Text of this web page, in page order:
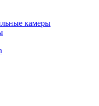
камеры